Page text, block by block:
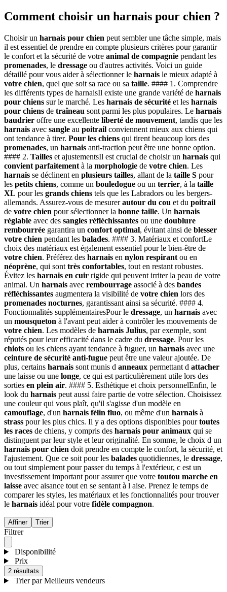
Comment choisir un harnais pour chien ?
Choisir un harnais pour chien peut sembler une tâche simple, mais
il est essentiel de prendre en compte plusieurs critères pour garantir
le confort et la sécurité de votre animal de compagnie pendant les
promenades, le dressage ou d'autres activités. Voici un guide
détaillé pour vous aider à sélectionner le harnais le mieux adapté à
votre chien, quel que soit sa race ou sa taille. #### 1. Comprendre
les différents types de harnaisIl existe une grande variété de harnais
pour chiens sur le marché. Les harnais de sécurité et les harnais
pour chiens de traîneau sont parmi les plus populaires. Le harnais
baudrier offre une excellente liberté de mouvement, tandis que les
harnais avec sangle au poitrail conviennent mieux aux chiens qui
ont tendance à tirer. Pour les chiens qui tirent beaucoup lors des
promenades, un harnais anti-traction peut être une bonne option.
#### 2. Tailles et ajustementsIl est crucial de choisir un harnais qui
convient parfaitement à la morphologie de votre chien. Les
harnais se déclinent en plusieurs tailles, allant de la taille S pour
les petits chiens, comme un bouledogue ou un terrier, à la taille
XL pour les grands chiens tels que les Labradors ou les bergers-
allemands. Assurez-vous de mesurerautour du cou et du poitrail
de votre chien pour sélectionner la bonne taille. Un harnais
réglable avec des sangles réfléchissantes ou une doublure
rembourrée garantira un confort optimal, évitant ainsi de blesser
votre chien pendant les balades. #### 3. Matériaux et confortLe
choix des matériaux est également essentiel pour le bien-être de
votre chien. Préférez des harnais en nylon respirant ou en
néoprène, qui sont très confortables, tout en restant robustes.
Évitez les harnais en cuir rigide qui peuvent irriter la peau de votre
animal. Un harnais avec rembourrage associé à des bandes
réfléchissantes augmentera la visibilité de votre chien lors des
promenades nocturnes, garantissant ainsi sa sécurité. #### 4.
Fonctionnalités supplémentairesPour le dressage, un harnais avec
un mousqueton à l'avant peut aider à contrôler les mouvements de
votre chien. Les modèles de harnais Julius, par exemple, sont
réputés pour leur efficacité dans le cadre du dressage. Pour les
chiots ou les chiens ayant tendance à fuguer, un harnais avec une
ceinture de sécurité anti-fugue peut être une valeur ajoutée. De
plus, certains harnais sont munis d anneaux permettant d attacher
une laisse ou une longe, ce qui est particulièrement utile lors des
sorties en plein air. #### 5. Esthétique et choix personnelEnfin, le
look du harnais peut aussi faire partie de votre sélection. Choisissez
une couleur qui vous plaît, qu'il s'agisse d'un modèle en
camouflage, d'un harnais félin fluo, ou même d'un harnais à
strass pour les plus chics. Il y a des options disponibles pourtoutes
les races de chiens, y compris des harnais pour animaux qui se
distinguent par leur style et leur originalité. En somme, le choix d un
harnais pour chien doit prendre en compte le confort, la sécurité, et
l'ajustement. Que ce soit pour les balades quotidiennes, le dressage,
ou tout simplement pour passer du temps à l'extérieur, c est un
investissement important pour assurer que votre toutou marche en
laisse avec aisance tout en se sentant à l aise. Prenez le temps de
comparer les styles, les matériaux et les fonctionnalités pour trouver
le harnais idéal pour votre fidèle compagnon.
Affiner Trier
Filtrer
Disponibilité
Prix
2 résultats
Trier par Meilleurs vendeurs